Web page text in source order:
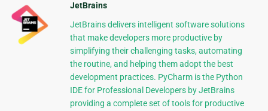
JetBrains
JetBrains delivers intelligent software solutions
that make developers more productive by
simplifying their challenging tasks, automating
the routine, and helping them adopt the best
development practices. PyCharm is the Python
IDE for Professional Developers by JetBrains
providing a complete set of tools for productive